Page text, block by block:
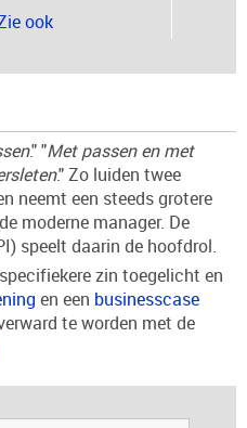
ook
." "Met passen en met
." Zo luiden twee
neemt een steeds grotere
moderne manager. De
speelt daarin de hoofdrol.
zin toegelicht en
en een businesscase
te worden met de